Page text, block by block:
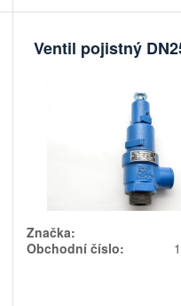
Ventil pojistný
Značka:
Obchodní číslo: